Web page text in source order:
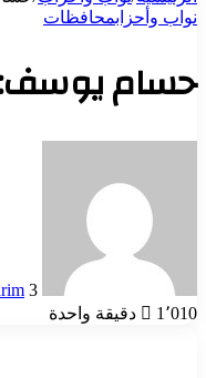
نواب وأحزابمحافظات
حسام يوسف:
3 يونيو، 2026
1٬010
دقيقة واحدة